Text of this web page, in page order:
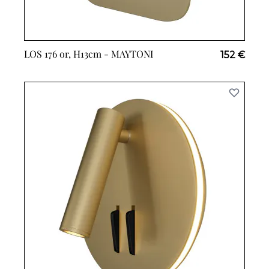
LOS 176 or, H13cm - MAYTONI 152 €